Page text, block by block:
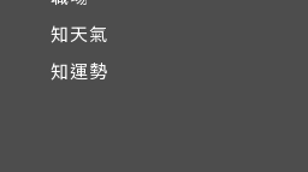
知天氣
知運勢